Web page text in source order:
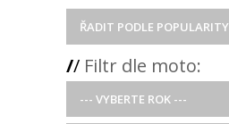
ŘADIT PODLE POPULARITY
// Filtr dle moto:
--- VYBERTE ROK ---